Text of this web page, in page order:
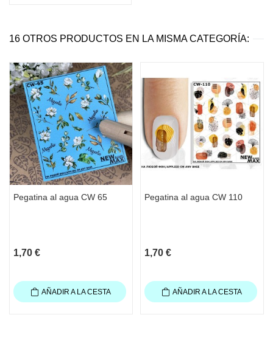
16 OTROS PRODUCTOS EN LA MISMA CATEGORÍA:
Pegatina al agua CW 65
1,70 €
AÑADIR A LA CESTA
Pegatina al agua CW 110
1,70 €
AÑADIR A LA CESTA